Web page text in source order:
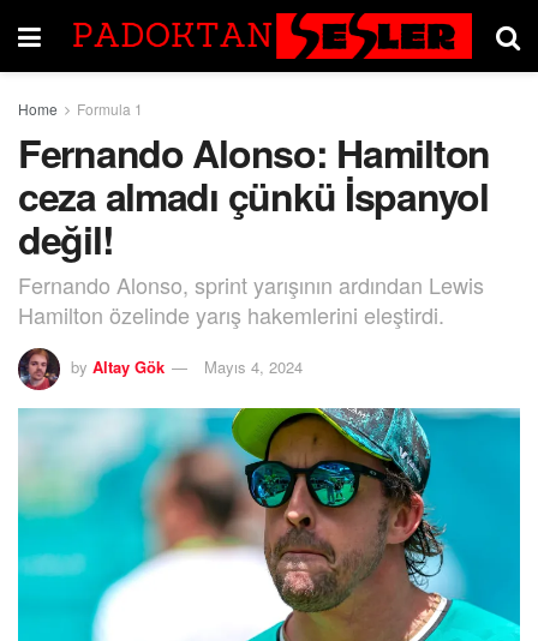
Home Formula 1
Fernando Alonso: Hamilton
ceza almadı çünkü İspanyol
değil!
Fernando Alonso, sprint yarışının ardından Lewis
Hamilton özelinde yarış hakemlerini eleştirdi.
by Altay Gök Mayıs 4, 2024